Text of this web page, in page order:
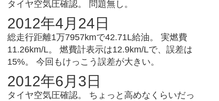
タイヤ空気圧確認。 問題無し。
2012年4月24日
総走行距離1万7957kmで42.71L給油。 実燃費
11.26km/L。 燃費計表示は12.9km/Lで、誤差は
15%。 今回もけっこう誤差が大きい。
2012年6月3日
タイヤ空気圧確認。 ちょっと高めなくらいだっ